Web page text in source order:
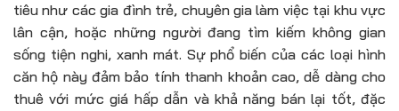
tiêu như các gia đình trẻ, chuyên gia làm việc tại khu vực
lân cận, hoặc những người đang tìm kiếm không gian
sống tiện nghi, xanh mát. Sự phổ biến của các loại hình
căn hộ này đảm bảo tính thanh khoản cao, dễ dàng cho
thuê với mức giá hấp dẫn và khả năng bán lại tốt, đặc